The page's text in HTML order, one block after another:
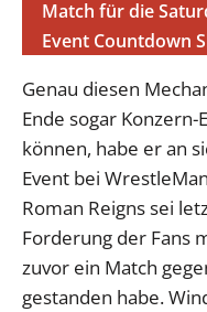
Match für die
Event Countdown
Genau diesen
Ende sogar
können, habe er an
Event bei
Roman Reigns sei
Forderung der Fans
zuvor ein Match
gestanden habe.